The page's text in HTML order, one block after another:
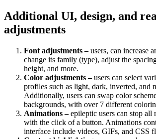
Additional UI, design, and
adjustments
Font adjustments –users, can increase
change its family (type), adjust the
height, and more.
Color adjustments –users can select
profiles such as light, dark, inverted, and
Additionally, users can swap color
backgrounds, with over 7 different
Animations –epileptic users can stop all
with the click of a button. Animations
interface include videos, GIFs, and CSS